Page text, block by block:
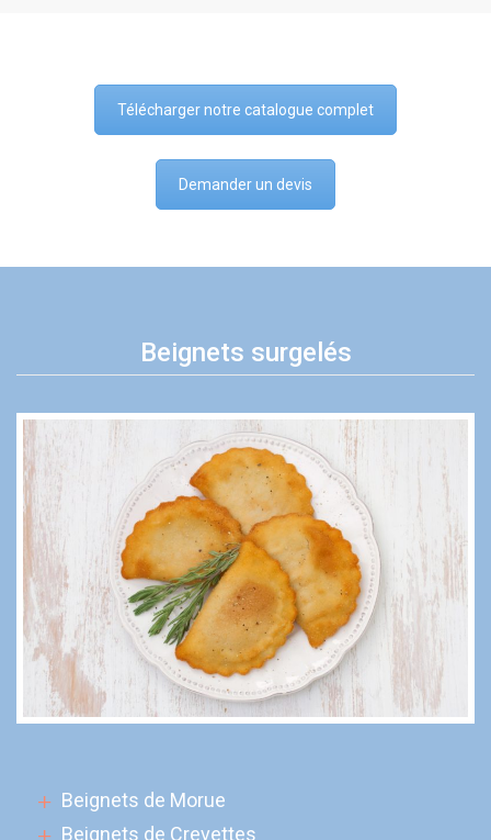
Télécharger notre catalogue complet
Demander un devis
Beignets surgelés
Beignets de Morue
Beignets de Crevettes